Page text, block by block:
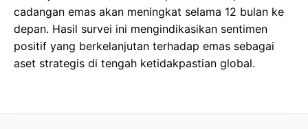
cadangan emas akan meningkat selama 12 bulan ke
depan. Hasil survei ini mengindikasikan sentimen
positif yang berkelanjutan terhadap emas sebagai
aset strategis di tengah ketidakpastian global.